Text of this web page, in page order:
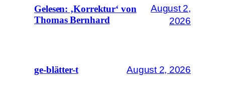
Gelesen: ‚Korrektur‘ von
Thomas Bernhard
August 2,
2026
ge-blätter-t August 2, 2026